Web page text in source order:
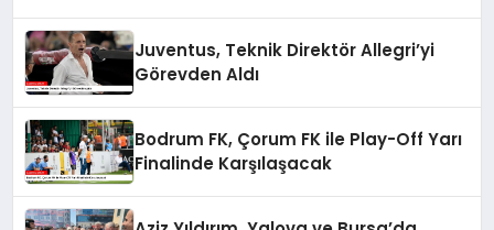
Juventus, Teknik Direktör Allegri’yi
Görevden Aldı
Bodrum FK, Çorum FK ile Play-Off Yarı
Finalinde Karşılaşacak